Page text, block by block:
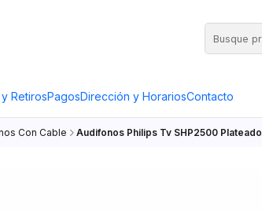
RetirosPagosDirección y HorariosContacto
Con Cable Audifonos Philips Tv SHP2500 Plateado